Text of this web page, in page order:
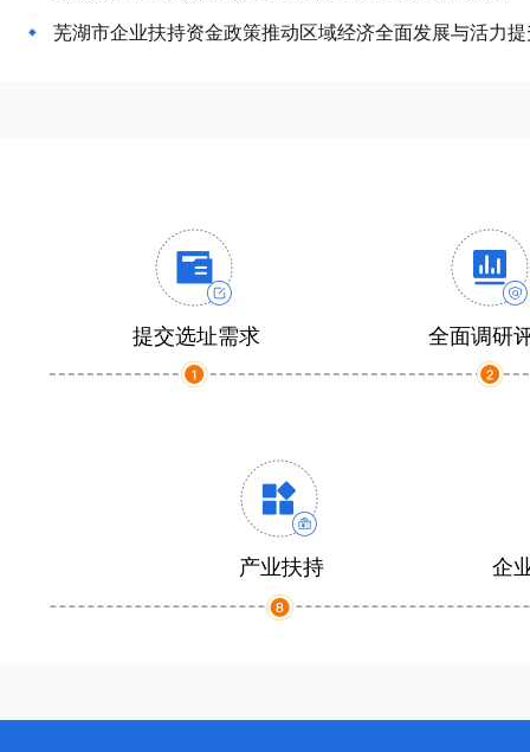
芜湖市企业扶持资金政策推动区域经济全面发展与活力
提交选址需求 全面调研
产业扶持 企